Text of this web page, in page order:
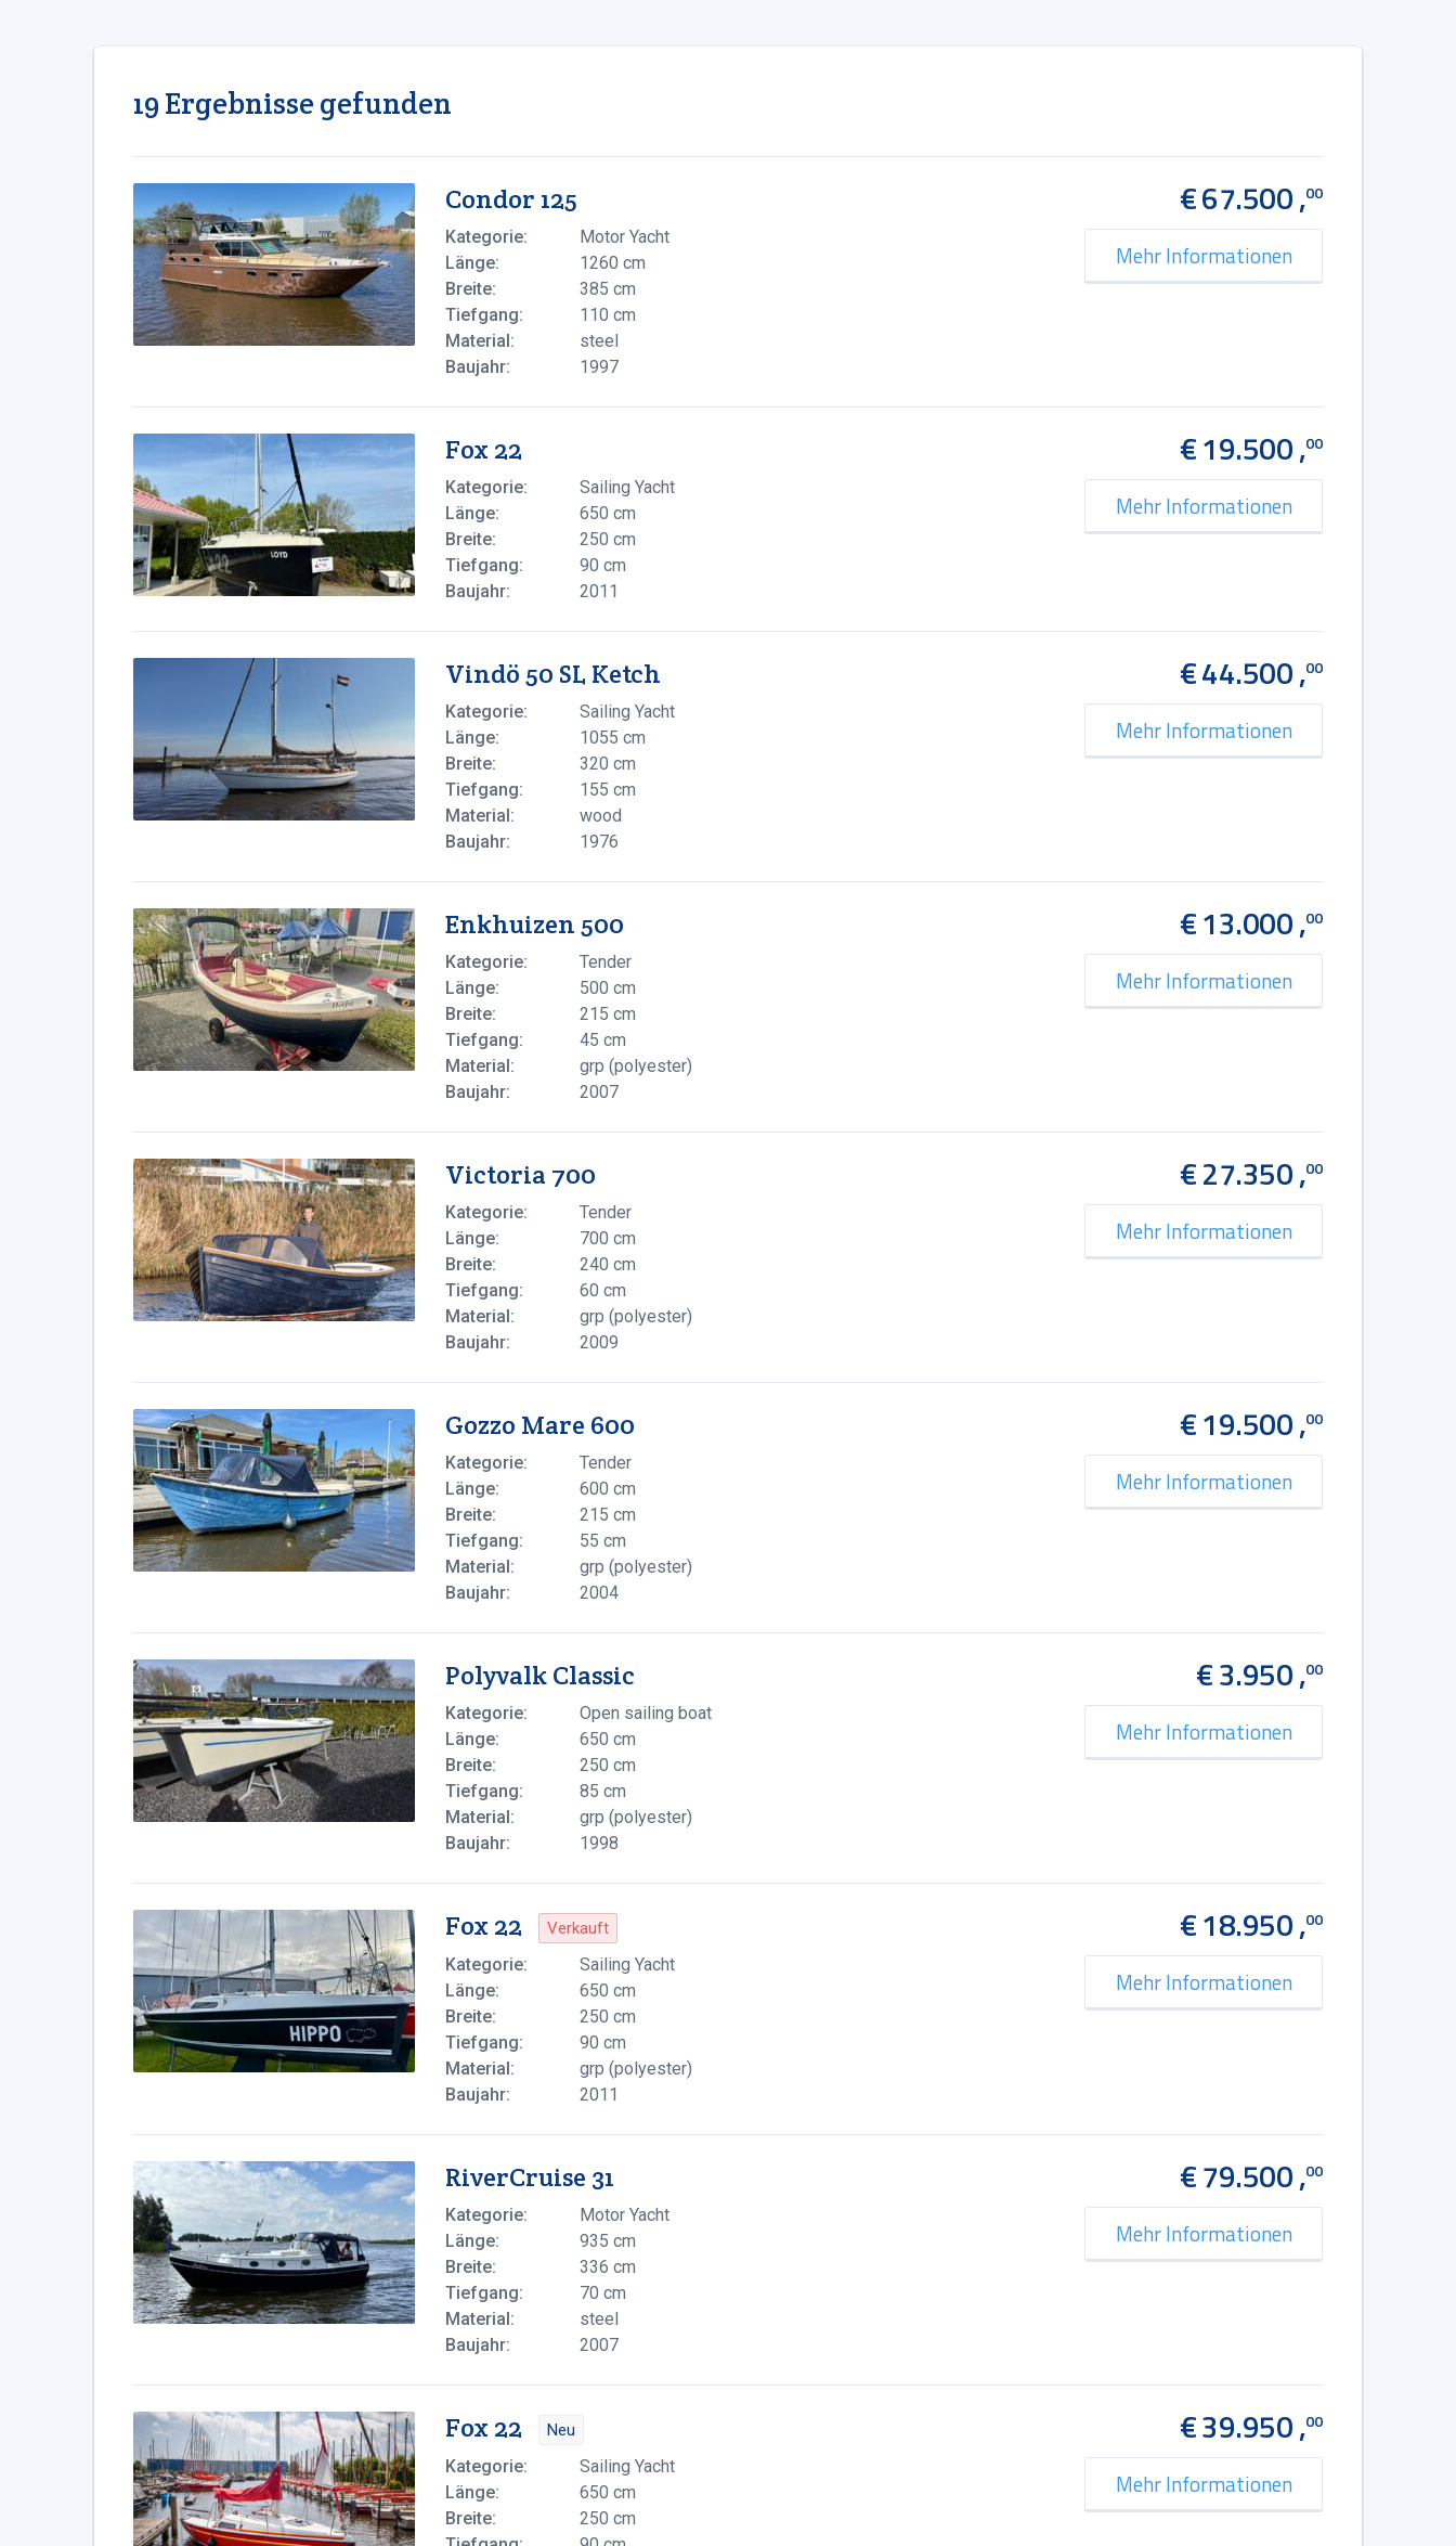
19 Ergebnisse gefunden
Condor 125
Kategorie:
Motor Yacht
Länge:
1260 cm
Breite:
385 cm
Tiefgang:
110 cm
Material:
steel
Baujahr:
1997
€ 67.500 ,00
Mehr Informationen
Fox 22
Kategorie:
Sailing Yacht
Länge:
650 cm
Breite:
250 cm
Tiefgang:
90 cm
Baujahr:
2011
€ 19.500 ,00
Mehr Informationen
Vindö 50 SL Ketch
Kategorie:
Sailing Yacht
Länge:
1055 cm
Breite:
320 cm
Tiefgang:
155 cm
Material:
wood
Baujahr:
1976
€ 44.500 ,00
Mehr Informationen
Enkhuizen 500
Kategorie:
Tender
Länge:
500 cm
Breite:
215 cm
Tiefgang:
45 cm
Material:
grp (polyester)
Baujahr:
2007
€ 13.000 ,00
Mehr Informationen
Victoria 700
Kategorie:
Tender
Länge:
700 cm
Breite:
240 cm
Tiefgang:
60 cm
Material:
grp (polyester)
Baujahr:
2009
€ 27.350 ,00
Mehr Informationen
Gozzo Mare 600
Kategorie:
Tender
Länge:
600 cm
Breite:
215 cm
Tiefgang:
55 cm
Material:
grp (polyester)
Baujahr:
2004
€ 19.500 ,00
Mehr Informationen
Polyvalk Classic
Kategorie:
Open sailing boat
Länge:
650 cm
Breite:
250 cm
Tiefgang:
85 cm
Material:
grp (polyester)
Baujahr:
1998
€ 3.950 ,00
Mehr Informationen
Fox 22 Verkauft
Kategorie:
Sailing Yacht
Länge:
650 cm
Breite:
250 cm
Tiefgang:
90 cm
Material:
grp (polyester)
Baujahr:
2011
€ 18.950 ,00
Mehr Informationen
RiverCruise 31
Kategorie:
Motor Yacht
Länge:
935 cm
Breite:
336 cm
Tiefgang:
70 cm
Material:
steel
Baujahr:
2007
€ 79.500 ,00
Mehr Informationen
Fox 22 Neu
Kategorie:
Sailing Yacht
Länge:
650 cm
Breite:
250 cm
€ 39.950 ,00
Mehr Informationen